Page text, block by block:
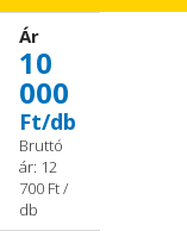
Ár
10
000
Ft/db
Bruttó
ár: 12
700 Ft /
db